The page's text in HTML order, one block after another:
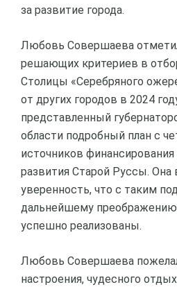
за развитие города.
Любовь Совершаева
решающих критериев в
Столицы «Серебряного
от других городов в 2024
представленный
области подробный план с
источников
развития Старой Руссы. Она
уверенность, что с таким
дальнейшему преображению
успешно реализованы.
Любовь Совершаева
настроения, чудесного